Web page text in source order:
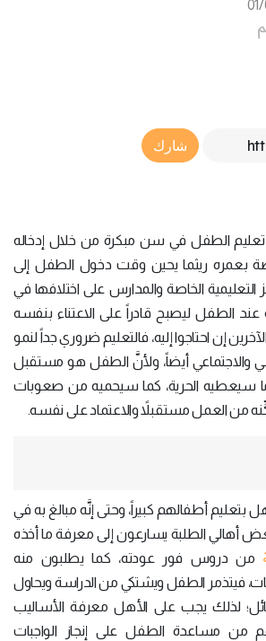
Article Link
شارك
تعليم الطفل في سن مبكرة من خلال إدخاله
بعمره ريثما يحين وقت دخول الطفل إلى
التعليمية الخاصة والمدارس على اختلافها في
الطفل ليصبح قادراً على الاعتناء بنفسه
إن احتاجوا إليه، فالتعليم ضروري جداً لنمو
والاجتماعي أيضاً، ولأنَّ الطفل هو مستقبل
ما سيعطيه الحرية، كما سيحميه من صعوبات
من العمل مستقبلاً والاعتماد على نفسه.
بتعليم أطفالهم كبيراً، وحتى إنَّه مبالغ به في
أهالي الطلبة يسارعون إلى معرفة ما أخذه
من دروس فور عودته، كما يطلبون منه
فيتذمر الطفل ويشتكي من الدراسة ويحاول
لذلك يجب على الأهل معرفة الأساليب
من مساعدة الطفل على إنجاز الواجبات